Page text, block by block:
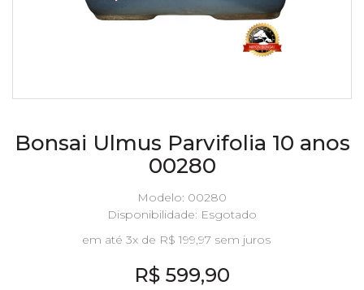
Bonsai Ulmus Parvifolia 10 anos
00280
Modelo: 00280
Disponibilidade: Esgotado
R$ 599,90
em até 3x de R$ 199,97 sem juros